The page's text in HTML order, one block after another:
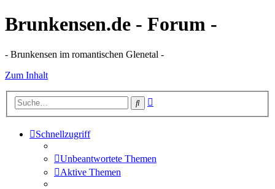
Brunkensen.de - Forum -
- Brunkensen im romantischen Glenetal -
Zum Inhalt
Suche
Schnellzugriff
Unbeantwortete Themen
Aktive Themen